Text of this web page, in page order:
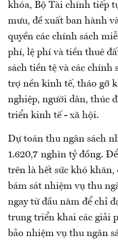
khóa, Bộ Tài chính tiếp
mưu, đề xuất ban hành
quyền các chính sách
phí, lệ phí và tiền thuê
sách tiền tệ và các chính
trợ nền kinh tế, tháo gỡ
nghiệp, người dân, thúc
triển kinh tế - xã hội.
Dự toán thu ngân sách
1.620,7 nghìn tỷ đồng.
trên là hết sức khó
bám sát nhiệm vụ thu
ngay từ đầu năm để chỉ
trung triển khai các giải
bảo nhiệm vụ thu ngân